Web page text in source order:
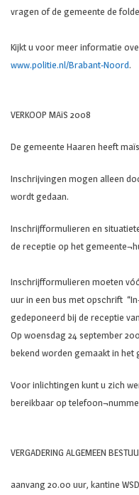
vragen of de gemeente de
Kijkt u voor meer informatie
www.politie.nl/Brabant-Noord.
VERKOOP MAïS 2008
De gemeente Haaren heeft
Inschrijvingen mogen alleen
wordt gedaan.
Inschrijfformulieren en
de receptie op het
Inschrijfformulieren moeten
uur in een bus met opschrift
gedeponeerd bij de receptie
Op woensdag 24 september
bekend worden gemaakt in het
Voor inlichtingen kunt u zich
bereikbaar op
VERGADERING ALGEMEEN
aanvang 20.00 uur, kantine